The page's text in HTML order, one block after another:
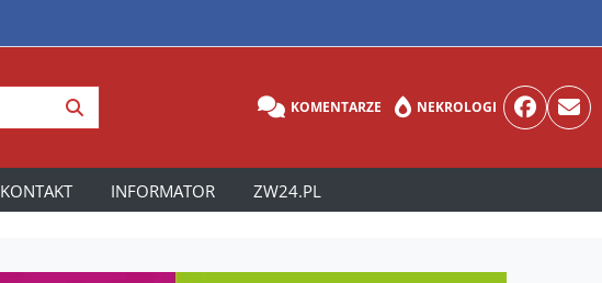
KOMENTARZE NEKROLOGI
KONTAKT INFORMATOR ZW24.PL